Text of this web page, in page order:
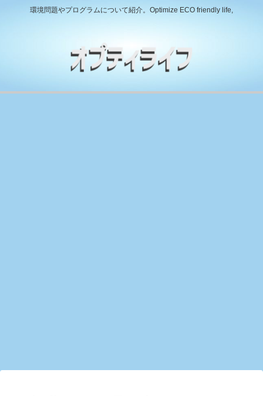
環境問題やプログラムについて紹介。Optimize ECO friendly life,